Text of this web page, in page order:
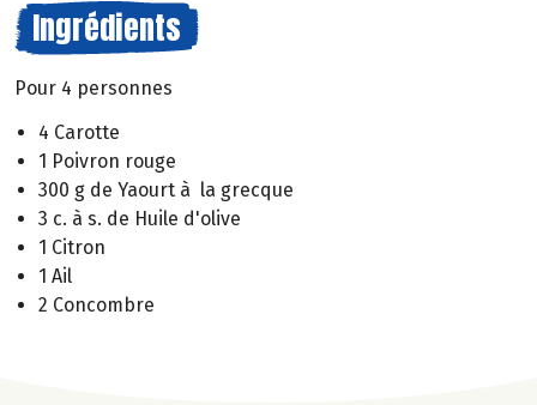
Ingrédients
Pour 4 personnes
4 Carotte
1 Poivron rouge
300 g de Yaourt à la grecque
3 c. à s. de Huile d'olive
1 Citron
1 Ail
2 Concombre